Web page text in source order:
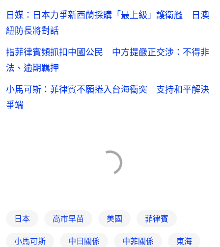
日媒：日本力爭新西蘭採購「最上級」護衛艦 日澳
紐防長將對話
指菲律賓頻抓扣中國公民 中方提嚴正交涉：不得非
法、逾期羈押
小馬可斯：菲律賓不願捲入台海衝突 支持和平解決
爭端
日本 高市早苗 美國 菲律賓
小馬可斯 中日關係 中菲關係 東海